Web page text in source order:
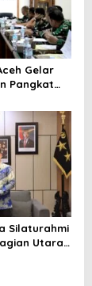
Gelar
Pangkat
Silaturahmi
Utara,